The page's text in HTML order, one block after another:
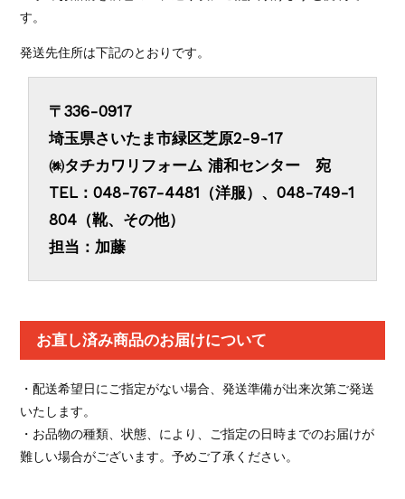
す。
発送先住所は下記のとおりです。
〒336-0917
埼玉県さいたま市緑区芝原2-9-17
㈱タチカワリフォーム 浦和センター 宛
TEL：048-767-4481（洋服）、048-749-1
804（靴、その他）
担当：加藤
お直し済み商品のお届けについて
・配送希望日にご指定がない場合、発送準備が出来次第ご発送
いたします。
・お品物の種類、状態、により、ご指定の日時までのお届けが
難しい場合がございます。予めご了承ください。